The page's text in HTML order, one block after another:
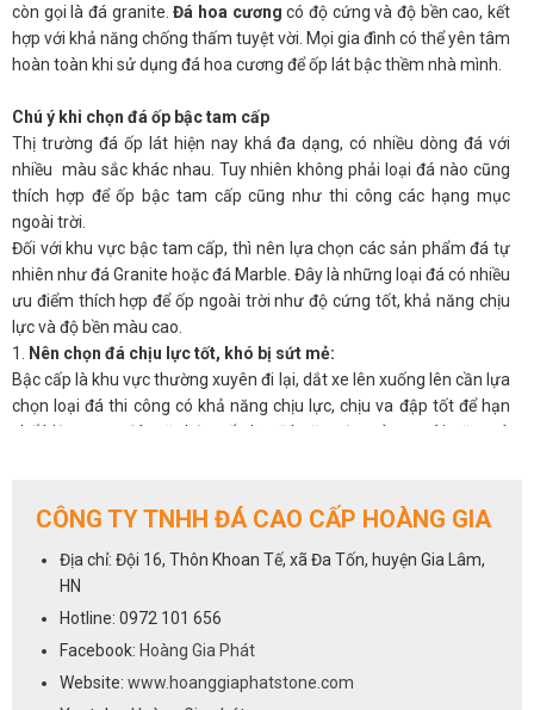
còn gọi là đá granite.Đá hoa cươngcó độ cứng và độ bền cao, kết
hợp với khả năng chống thấm tuyệt vời. Mọi gia đình có thể yên tâm
hoàn toàn khi sử dụng đá hoa cương để ốp lát bậc thềm nhà mình.
Chú ý khi chọn đá ốp bậc tam cấp
Thị trường đá ốp lát hiện nay khá đa dạng, có nhiều dòng đá với
nhiều màu sắc khác nhau. Tuy nhiên không phải loại đá nào cũng
thích hợp để ốp bậc tam cấp cũng như thi công các hạng mục
ngoài trời.
Đối với khu vực bậc tam cấp, thì nên lựa chọn các sản phẩm đá tự
nhiên như đá Granite hoặc đá Marble. Đây là những loại đá có nhiều
ưu điểm thích hợp để ốp ngoài trời như độ cứng tốt, khả năng chịu
lực và độ bền màu cao.
1. Nên chọn đá chịu lực tốt, khó bị sứt mẻ:
Bậc cấp là khu vực thường xuyên đi lại, dắt xe lên xuống lên cần lựa
chọn loại đá thi công có khả năng chịu lực, chịu va đập tốt để hạn
chế hiện trạng đá mặt bậc cấp bị vỡ hoặc sứt mẻ sau vài năm sử
phẩm đá granite hay còn gọi là đá hoa cương đều có khả năng chịu
Trong đó có một số loại đá granite thường được dùng để ốp bậc
cấp nhất là: đá Đen Kim Sa, đá Đỏ Ruby Ấn Độ, đá Nâu Anh Quốc,
đá Đen Rừng, đá Back Forest, đá Vàng Hoàng Gia, đá Vàng Alaska,
đá Vàng Bình Định, đá Đen Ấn Độ, đá Trắng Bình Định, đá Tím Sa
CÔNG TY TNHH ĐÁ CAO CẤP HOÀNG GIA
Địa chỉ: Đội 16, Thôn Khoan Tế, xã Đa Tốn, huyện Gia Lâm,
HN
Hotline: 0972 101 656
Facebook: Hoàng Gia Phát
Website: www.hoanggiaphatstone.com